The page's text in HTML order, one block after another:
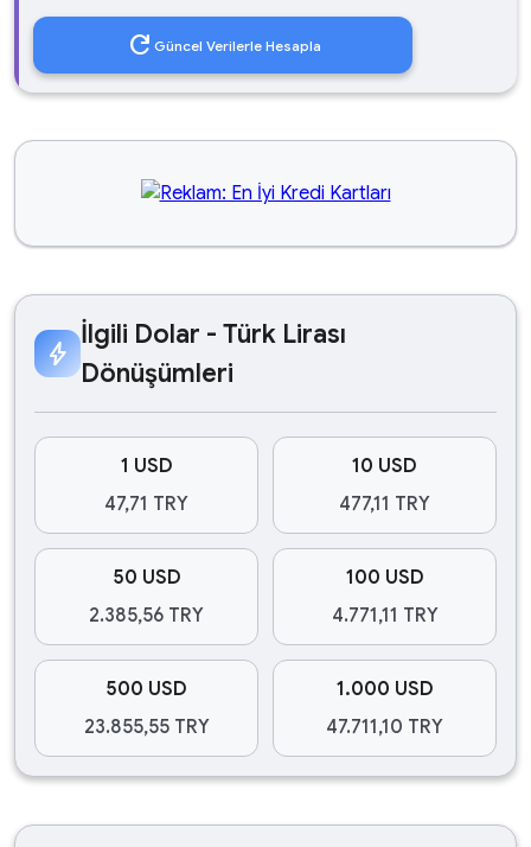
refresh Güncel Verilerle Hesapla
bolt
İlgili Dolar - Türk Lirası
Dönüşümleri
1 USD
47,71 TRY
10 USD
477,11 TRY
50 USD
2.385,56 TRY
100 USD
4.771,11 TRY
500 USD
23.855,55 TRY
1.000 USD
47.711,10 TRY